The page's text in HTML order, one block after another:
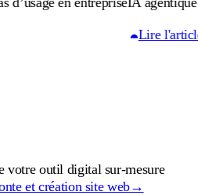
votre outil digital sur-mesure
et création site web→